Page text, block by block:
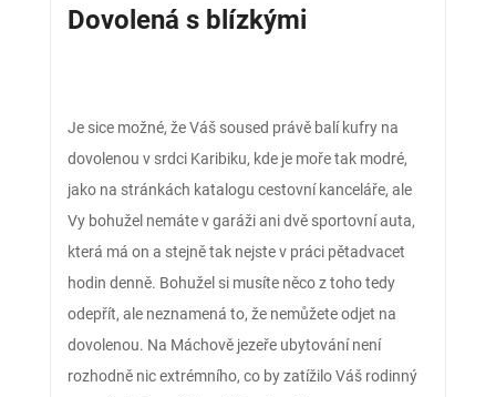
Dovolená s blízkými
Je sice možné, že Váš soused právě balí kufry na
dovolenou v srdci Karibiku, kde je moře tak modré,
jako na stránkách katalogu cestovní kanceláře, ale
Vy bohužel nemáte v garáži ani dvě sportovní auta,
která má on a stejně tak nejste v práci pětadvacet
hodin denně. Bohužel si musíte něco z toho tedy
odepřít, ale neznamená to, že nemůžete odjet na
dovolenou. Na Máchově jezeře ubytovánínení
rozhodně nic extrémního, co by zatížilo Váš rodinný